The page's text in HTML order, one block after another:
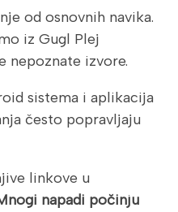
od osnovnih navika.
iz Gugl Plej
nepoznate izvore.
sistema i aplikacija
često popravljaju
linkove u
napadi počinju